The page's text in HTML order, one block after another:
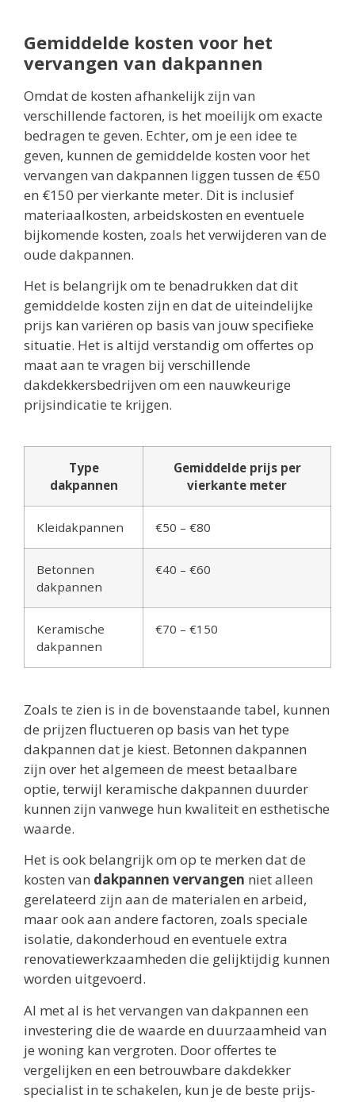
Gemiddelde kosten voor het
vervangen van dakpannen
Omdat de kosten afhankelijk zijn van
verschillende factoren, is het moeilijk om exacte
bedragen te geven. Echter, om je een idee te
geven, kunnen de gemiddelde kosten voor het
vervangen van dakpannen liggen tussen de €50
en €150 per vierkante meter. Dit is inclusief
materiaalkosten, arbeidskosten en eventuele
bijkomende kosten, zoals het verwijderen van de
oude dakpannen.
Het is belangrijk om te benadrukken dat dit
gemiddelde kosten zijn en dat de uiteindelijke
prijs kan variëren op basis van jouw specifieke
situatie. Het is altijd verstandig om offertes op
maat aan te vragen bij verschillende
dakdekkersbedrijven om een nauwkeurige
prijsindicatie te krijgen.
Type
dakpannen
Gemiddelde prijs per
vierkante meter
Kleidakpannen €50 – €80
Betonnen
dakpannen
€40 – €60
Keramische
dakpannen
€70 – €150
Zoals te zien is in de bovenstaande tabel, kunnen
de prijzen fluctueren op basis van het type
dakpannen dat je kiest. Betonnen dakpannen
zijn over het algemeen de meest betaalbare
optie, terwijl keramische dakpannen duurder
kunnen zijn vanwege hun kwaliteit en esthetische
waarde.
Het is ook belangrijk om op te merken dat de
kosten van dakpannen vervangen niet alleen
gerelateerd zijn aan de materialen en arbeid,
maar ook aan andere factoren, zoals speciale
isolatie, dakonderhoud en eventuele extra
renovatiewerkzaamheden die gelijktijdig kunnen
worden uitgevoerd.
Al met al is het vervangen van dakpannen een
investering die de waarde en duurzaamheid van
je woning kan vergroten. Door offertes te
vergelijken en een betrouwbare dakdekker
specialist in te schakelen, kun je de beste prijs-